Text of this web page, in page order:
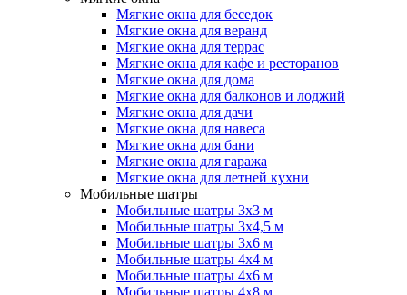
Мягкие окна для беседок
Мягкие окна для веранд
Мягкие окна для террас
Мягкие окна для кафе и ресторанов
Мягкие окна для дома
Мягкие окна для балконов и лоджий
Мягкие окна для дачи
Мягкие окна для навеса
Мягкие окна для бани
Мягкие окна для гаража
Мягкие окна для летней кухни
Мобильные шатры
Мобильные шатры 3х3 м
Мобильные шатры 3х4,5 м
Мобильные шатры 3х6 м
Мобильные шатры 4х4 м
Мобильные шатры 4х6 м
Мобильные шатры 4х8 м